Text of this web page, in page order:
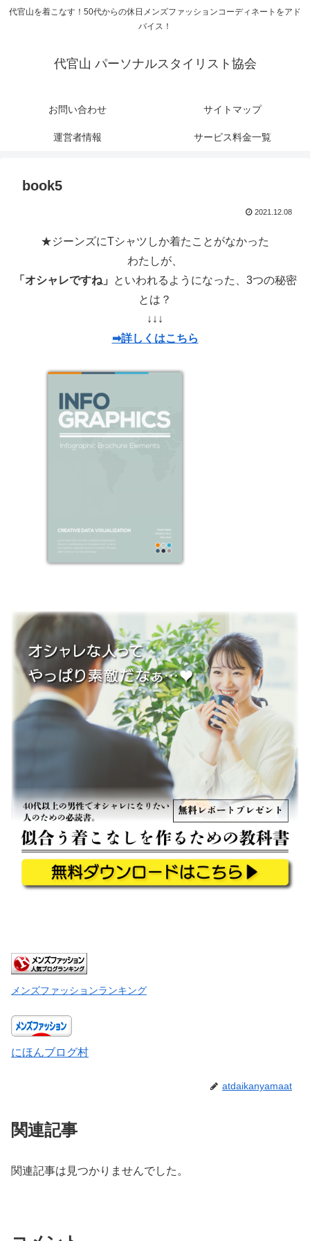
代官山を着こなす！50代からの休日メンズファッションコーディネートをアド
バイス！
代官山 パーソナルスタイリスト協会
お問い合わせ サイトマップ
運営者情報 サービス料金一覧
book5
2021.12.08
★ジーンズにTシャツしか着たことがなかった
わたしが、
「オシャレですね」
といわれるようになった、3つの秘密
とは？
↓↓↓
➡詳しくはこちら
メンズファッションランキング
にほんブログ村
atdaikanyamaat
関連記事
関連記事は見つかりませんでした。